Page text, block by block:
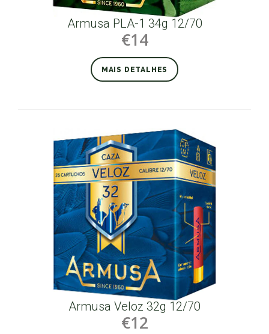
Armusa PLA-1 34g 12/70
€14
MAIS DETALHES
Armusa Veloz 32g 12/70
€12